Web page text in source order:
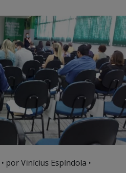
• por Vinícius Espíndola •